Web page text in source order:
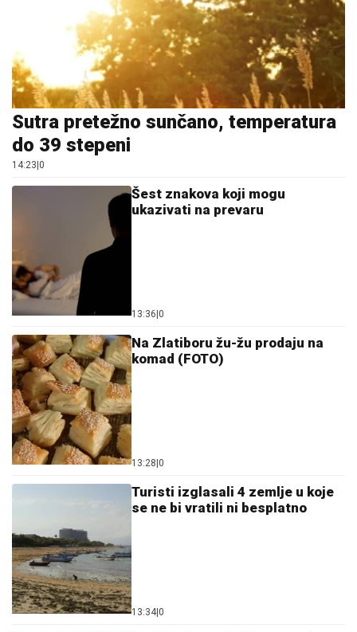
Sutra pretežno sunčano, temperatura
do 39 stepeni
14:23 0
Šest znakova koji mogu
ukazivati na prevaru
13:36 0
Na Zlatiboru žu-žu prodaju na
komad (FOTO)
13:28 0
Turisti izglasali 4 zemlje u koje
se ne bi vratili ni besplatno
13:34 0